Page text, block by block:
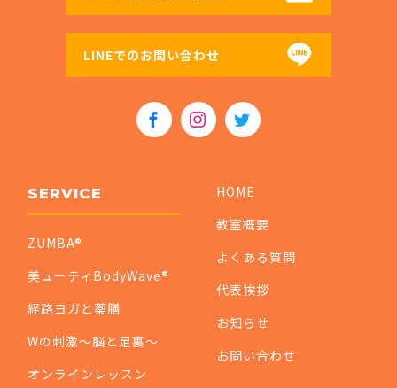
LINEでのお問い合わせ
SERVICE
ZUMBA®
美ューティBodyWave®
経路ヨガと薬膳
Wの刺激〜脳と足裏〜
オンラインレッスン
HOME
教室概要
よくある質問
代表挨拶
お知らせ
お問い合わせ